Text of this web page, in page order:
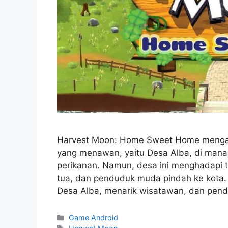
Harvest Moon: Home Sweet Home
yang menawan, yaitu Desa Alba, di
perikanan. Namun, desa ini
tua, dan penduduk muda pindah ke
Desa Alba, menarik wisatawan, dan
Categories
Game Android